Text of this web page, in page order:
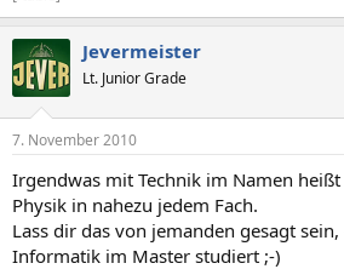
Jevermeister
Lt. Junior Grade
7. November 2010
Irgendwas mit Technik im Namen
Physik in nahezu jedem Fach.
Lass dir das von jemanden gesagt
Informatik im Master studiert ;-)